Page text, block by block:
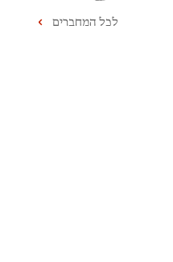
לכל המחברים